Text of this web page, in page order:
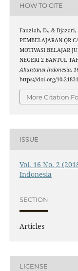
HOW TO CITE
Fauziah, D., & Djazari,
PEMBELAJARAN QR
MOTIVASI BELAJAR
NEGERI 2 BANTUL
Akuntansi Indonesia,
https://doi.org/
More Citation
ISSUE
Vol. 16 No. 2
Indonesia
SECTION
Articles
LICENSE